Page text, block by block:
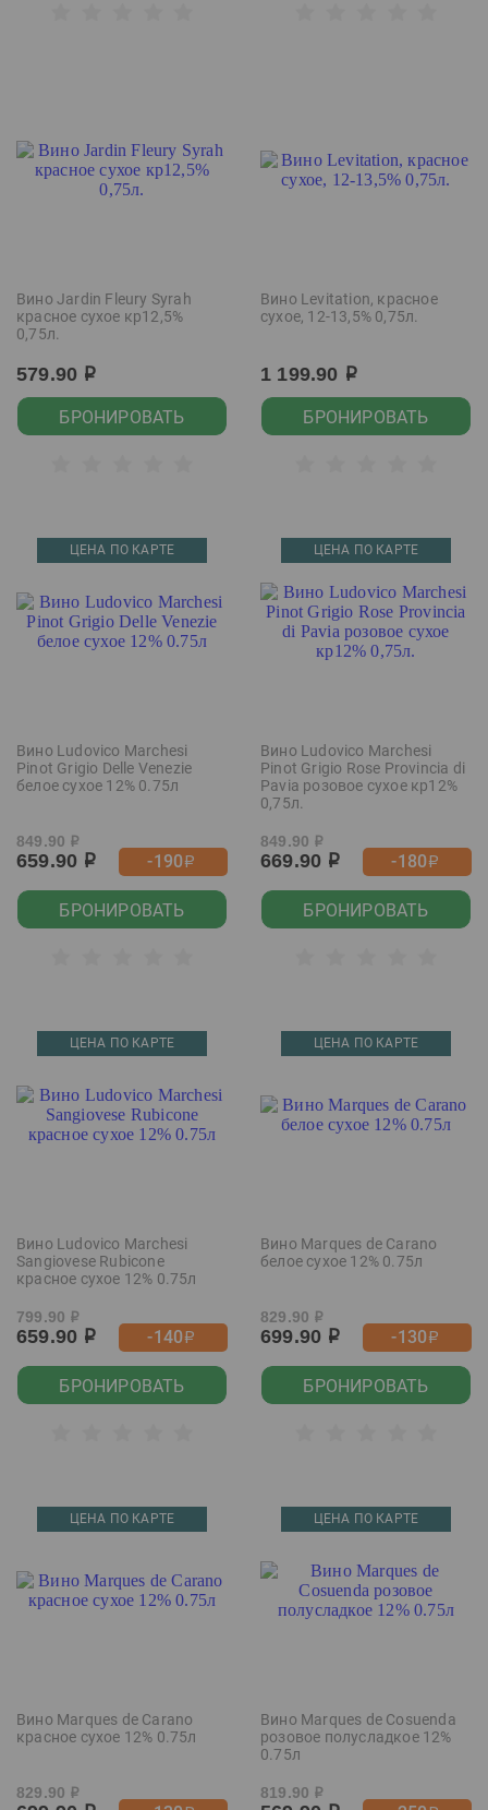
Вино Jardin Fleury Syrah
красное сухое кр12,5%
0,75л.
579.90 р
БРОНИРОВАТЬ
Вино Levitation, красное
сухое, 12-13,5% 0,75л.
1 199.90 р
БРОНИРОВАТЬ
ЦЕНА ПО КАРТЕ
Вино Ludovico Marchesi
Pinot Grigio Delle Venezie
белое сухое 12% 0.75л
849.90 р
659.90 р -190р
БРОНИРОВАТЬ
ЦЕНА ПО КАРТЕ
Вино Ludovico Marchesi
Pinot Grigio Rose Provincia di
Pavia розовое сухое кр12%
0,75л.
849.90 р
669.90 р -180р
БРОНИРОВАТЬ
ЦЕНА ПО КАРТЕ
Вино Ludovico Marchesi
Sangiovese Rubicone
красное сухое 12% 0.75л
799.90 р
659.90 р -140р
БРОНИРОВАТЬ
ЦЕНА ПО КАРТЕ
Вино Marques de Carano
белое сухое 12% 0.75л
829.90 р
699.90 р -130р
БРОНИРОВАТЬ
ЦЕНА ПО КАРТЕ
Вино Marques de Carano
красное сухое 12% 0.75л
829.90 р
ЦЕНА ПО КАРТЕ
Вино Marques de Cosuenda
розовое полусладкое 12%
0.75л
819.90 р